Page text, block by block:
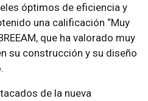
óptimos de eficiencia y
una calificación “Muy
que ha valorado muy
su construcción y su diseño
de la nueva